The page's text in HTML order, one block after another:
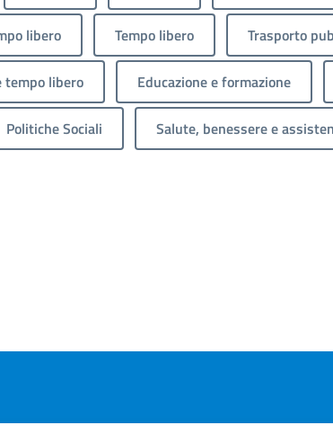
libero Tempo libero Trasporto
tempo libero Educazione e formazione
Politiche Sociali Salute, benessere e